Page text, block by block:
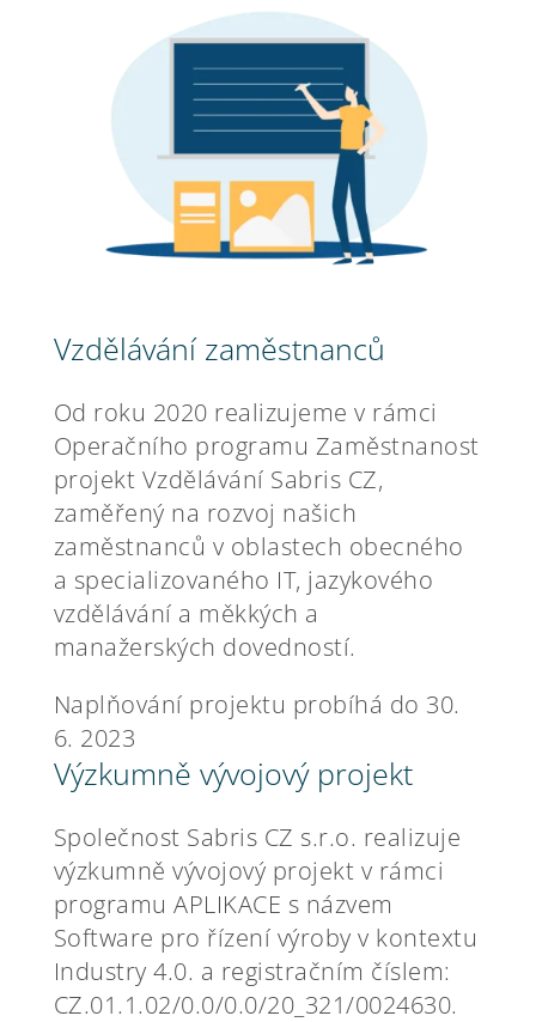
Vzdělávání zaměstnanců
Od roku 2020 realizujeme v rámci
Operačního programu Zaměstnanost
projekt Vzdělávání Sabris CZ,
zaměřený na rozvoj našich
zaměstnanců v oblastech obecného
a specializovaného IT, jazykového
vzdělávání a měkkých a
manažerských dovedností.
Naplňování projektu probíhá do 30.
6. 2023
Výzkumně vývojový projekt
Společnost Sabris CZ s.r.o. realizuje
výzkumně vývojový projekt v rámci
programu APLIKACE s názvem
Software pro řízení výroby v kontextu
Industry 4.0. a registračním číslem:
CZ.01.1.02/0.0/0.0/20_321/0024630.